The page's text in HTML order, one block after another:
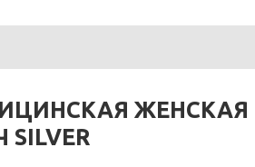
ЖЕНСКАЯ